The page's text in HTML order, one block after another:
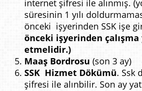
internet şifresi ile alınmış.
süresinin 1 yılı
önceki işyerinden SSK işe
önceki işyerinden çalışma
etmelidir.)
Maaş Bordrosu (son 3 ay)
SSK Hizmet Dökümü. Ssk
şifresi ile alınbilir. Son ay